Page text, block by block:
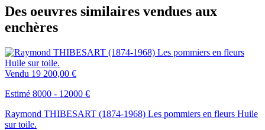
Des oeuvres similaires vendues aux
enchères
Vendu 19 200,00 €
Estimé 8000 - 12000 €
Raymond THIBESART (1874-1968) Les pommiers en fleurs Huile
sur toile.